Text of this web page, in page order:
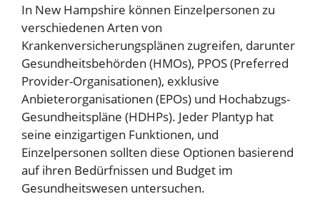
In New Hampshire können Einzelpersonen zu
verschiedenen Arten von
Krankenversicherungsplänen zugreifen, darunter
Gesundheitsbehörden (HMOs), PPOS (Preferred
Provider-Organisationen), exklusive
Anbieterorganisationen (EPOs) und Hochabzugs-
Gesundheitspläne (HDHPs). Jeder Plantyp hat
seine einzigartigen Funktionen, und
Einzelpersonen sollten diese Optionen basierend
auf ihren Bedürfnissen und Budget im
Gesundheitswesen untersuchen.